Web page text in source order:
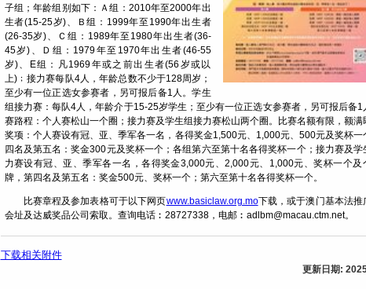
子组；年龄组别如下：Ａ组：2010年至2000年出
生者(15-25岁)、Ｂ组：1999年至1990年出生者
(26-35岁)、Ｃ组：1989年至1980年出生者(36-
45岁)、Ｄ组：1979年至1970年出生者(46-55
岁)、E组：凡1969年或之前出生者(56岁或以
上)﹔接力赛每队4人，年龄总数不少于128周岁；
至少有一位正选女参赛者，另可报后备1人。学生
组接力赛：每队4人，年龄介于15-25岁学生；至少有一位正选女参赛者，另可报后备1
赛路程：个人赛松山一个圈；接力赛及学生组接力赛松山两个圈。比赛名额有限，额满
奖项：个人赛设有冠、亚、季军各一名，各得奖金1,500元、1,000元、500元及奖杯一
四名及第五名：奖金300元及奖杯一个；各组第六至第十名各得奖杯一个；接力赛及学
力赛设有冠、亚、季军各一名，各得奖金3,000元、2,000元、1,000元、奖杯一个及
牌，第四名及第五名：奖金500元、奖杯一个；第六至第十名各得奖杯一个。
比赛章程及参加表格可于以下网页www.basiclaw.org.mo下载，或于澳门基本法推
会址及达威奖品公司索取。查询电话︰28727338，电邮︰adlbm@macau.ctm.net。
下载相关附件
更新日期: